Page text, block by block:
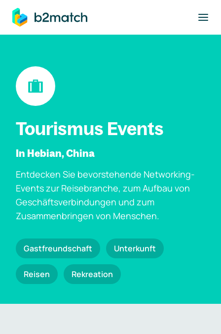
springen
Tourismus Events
In Hebian, China
Entdecken Sie bevorstehende Networking-
Events zur Reisebranche, zum Aufbau von
Geschäftsverbindungen und zum
Zusammenbringen von Menschen.
Gastfreundschaft Unterkunft
Reisen Rekreation